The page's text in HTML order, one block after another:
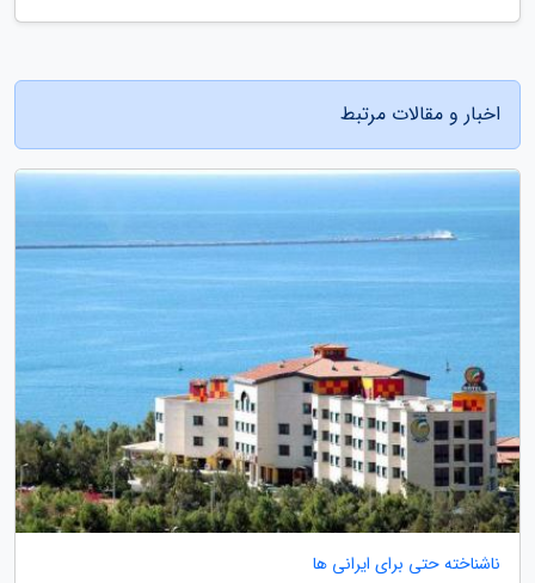
اخبار و مقالات مرتبط
ناشناخته حتی برای ایرانی ها